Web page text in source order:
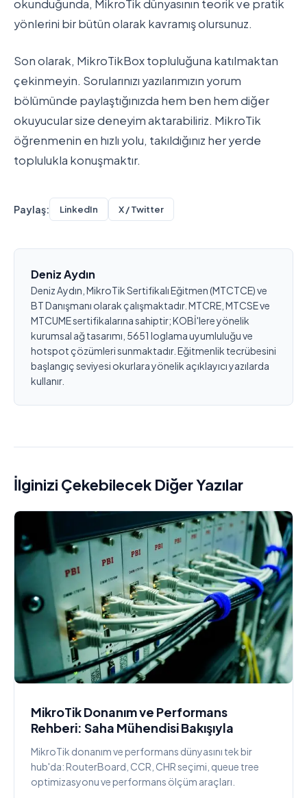
okunduğunda, MikroTik dünyasının teorik ve pratik
yönlerini bir bütün olarak kavramış olursunuz.
Son olarak, MikroTikBox topluluğuna katılmaktan
çekinmeyin. Sorularınızı yazılarımızın yorum
bölümünde paylaştığınızda hem ben hem diğer
okuyucular size deneyim aktarabiliriz. MikroTik
öğrenmenin en hızlı yolu, takıldığınız her yerde
toplulukla konuşmaktır.
Paylaş: LinkedIn X / Twitter
Deniz Aydın
Deniz Aydın, MikroTik Sertifikalı Eğitmen (MTCTCE) ve
BT Danışmanı olarak çalışmaktadır. MTCRE, MTCSE ve
MTCUME sertifikalarına sahiptir; KOBİ'lere yönelik
kurumsal ağ tasarımı, 5651 loglama uyumluluğu ve
hotspot çözümleri sunmaktadır. Eğitmenlik tecrübesini
başlangıç seviyesi okurlara yönelik açıklayıcı yazılarda
kullanır.
İlginizi Çekebilecek Diğer Yazılar
MikroTik Donanım ve Performans
Rehberi: Saha Mühendisi Bakışıyla
MikroTik donanım ve performans dünyasını tek bir
hub'da: RouterBoard, CCR, CHR seçimi, queue tree
optimizasyonu ve performans ölçüm araçları.